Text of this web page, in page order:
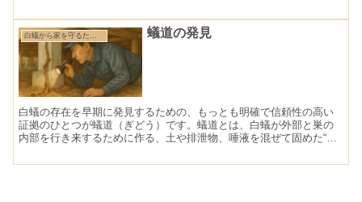
蟻道の発見
白蟻の存在を早期に発見するための、もっとも明確で信頼性の高い
証拠のひとつが蟻道（ぎどう）です。蟻道とは、白蟻が外部と巣の
内部を行き来するために作る、土や排泄物、唾液を混ぜて固めた“通